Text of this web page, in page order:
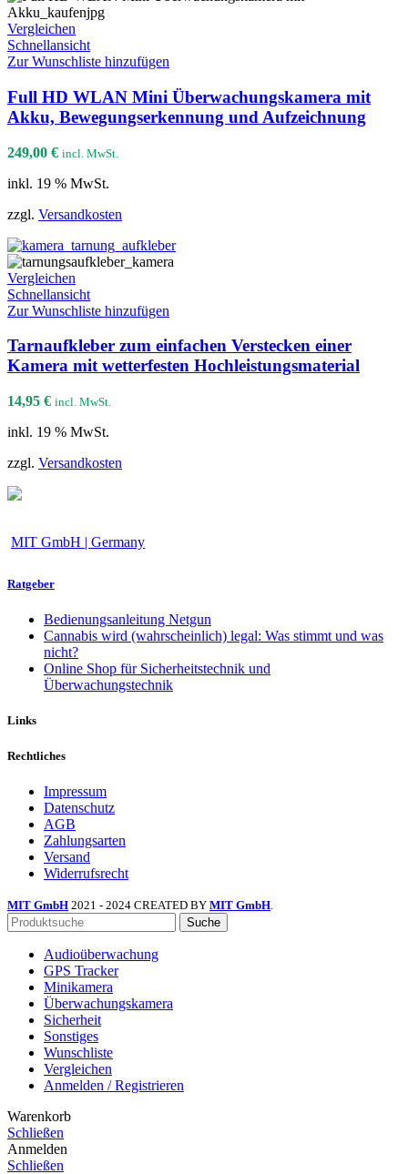
Vergleichen
Schnellansicht
Zur Wunschliste hinzufügen
Full HD WLAN Mini Überwachungskamera mit
Akku, Bewegungserkennung und Aufzeichnung
249,00 € incl. MwSt.
inkl. 19 % MwSt.
zzgl. Versandkosten
Vergleichen
Schnellansicht
Zur Wunschliste hinzufügen
Tarnaufkleber zum einfachen Verstecken einer
Kamera mit wetterfesten Hochleistungsmaterial
14,95 € incl. MwSt.
inkl. 19 % MwSt.
zzgl. Versandkosten
MIT GmbH | Germany
Ratgeber
Bedienungsanleitung Netgun
Cannabis wird (wahrscheinlich) legal: Was stimmt und was
nicht?
Online Shop für Sicherheitstechnik und
Überwachungstechnik
Links
Rechtliches
Impressum
Datenschutz
AGB
Zahlungsarten
Versand
Widerrufsrecht
MIT GmbH 2021 - 2024 CREATED BY MIT GmbH
Suche
Audioüberwachung
GPS Tracker
Minikamera
Überwachungskamera
Sicherheit
Sonstiges
Wunschliste
Vergleichen
Anmelden / Registrieren
Warenkorb
Schließen
Anmelden
Schließen